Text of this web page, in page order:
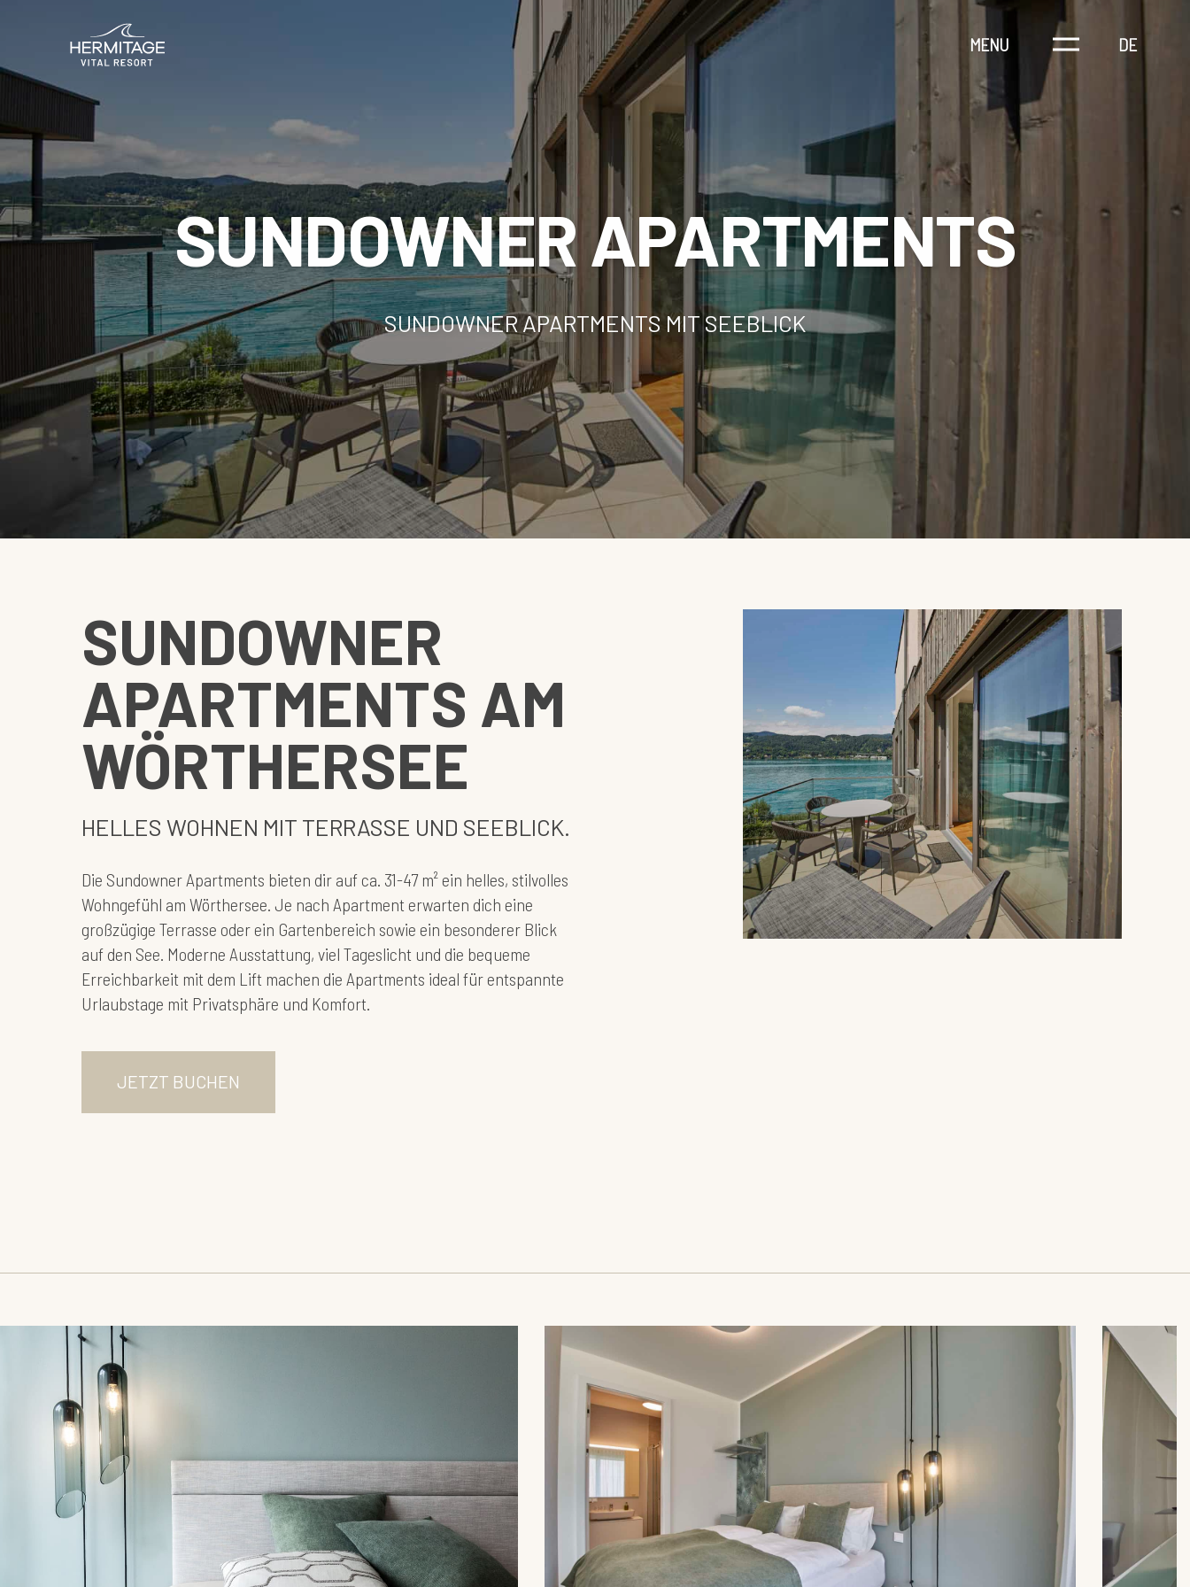
MENU DE
SUNDOWNER APARTMENTS
SUNDOWNER APARTMENTS MIT SEEBLICK
SUNDOWNER
APARTMENTS AM
WÖRTHERSEE
HELLES WOHNEN MIT TERRASSE UND SEEBLICK.
Die Sundowner Apartments bieten dir auf ca. 31-47 m² ein helles, stilvolles
Wohngefühl am Wörthersee. Je nach Apartment erwarten dich eine
großzügige Terrasse oder ein Gartenbereich sowie ein besonderer Blick
auf den See. Moderne Ausstattung, viel Tageslicht und die bequeme
Erreichbarkeit mit dem Lift machen die Apartments ideal für entspannte
Urlaubstage mit Privatsphäre und Komfort.
JETZT BUCHEN